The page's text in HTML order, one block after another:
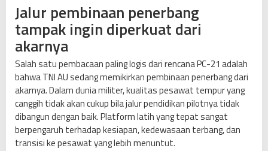
Jalur pembinaan penerbang
tampak ingin diperkuat dari
akarnya
Salah satu pembacaan paling logis dari rencana PC-21 adalah
bahwa TNI AU sedang memikirkan pembinaan penerbang dari
akarnya. Dalam dunia militer, kualitas pesawat tempur yang
canggih tidak akan cukup bila jalur pendidikan pilotnya tidak
dibangun dengan baik. Platform latih yang tepat sangat
berpengaruh terhadap kesiapan, kedewasaan terbang, dan
transisi ke pesawat yang lebih menuntut.